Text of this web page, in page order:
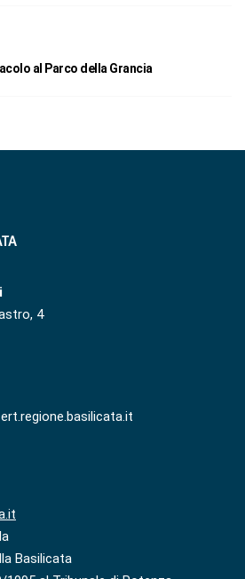
al Parco della Grancia
4
Basilicata